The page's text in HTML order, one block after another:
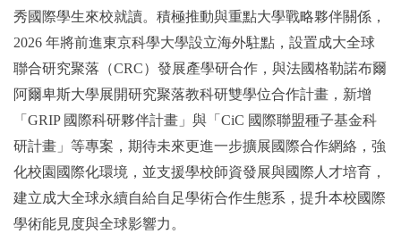
秀國際學生來校就讀。積極推動與重點大學戰略夥伴關係，
2026 年將前進東京科學大學設立海外駐點，設置成大全球
聯合研究聚落（CRC）發展產學研合作，與法國格勒諾布爾
阿爾卑斯大學展開研究聚落教科研雙學位合作計畫，新增
「GRIP 國際科研夥伴計畫」與「CiC 國際聯盟種子基金科
研計畫」等專案，期待未來更進一步擴展國際合作網絡，強
化校園國際化環境，並支援學校師資發展與國際人才培育，
建立成大全球永續自給自足學術合作生態系，提升本校國際
學術能見度與全球影響力。